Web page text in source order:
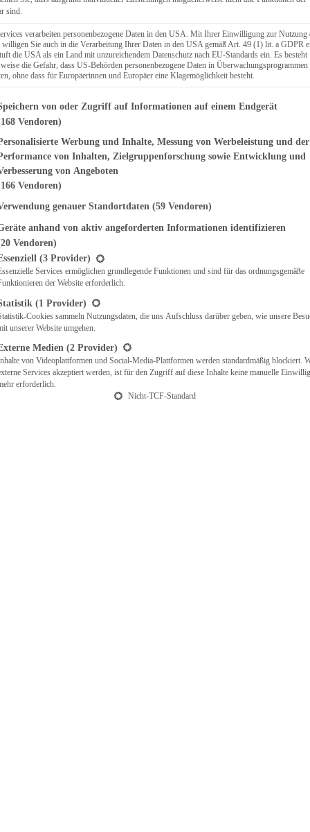
Suche
Ravioli mit
Füllung
sind.
verarbeiten personenbezogene Daten in den USA. Mit Ihrer Einwilligung zur Nutzung
willigen Sie auch in die Verarbeitung Ihrer Daten in den USA gemäß Art. 49 (1) lit. a GDPR
die USA als ein Land mit unzureichendem Datenschutz nach EU-Standards ein. Es besteht
die Gefahr, dass US-Behörden personenbezogene Daten in Überwachungsprogrammen
ohne dass für Europäerinnen und Europäer eine Klagemöglichkeit besteht.
finden Sie eine Liste der Zwecke des IAB Transparency and
von oder Zugriff auf Informationen auf einem Endgerät
Vendoren)
Werbung und Inhalte, Messung von Werbeleistung und der
von Inhalten, Zielgruppenforschung sowie Entwicklung und
von Angeboten
Vendoren)
genauer Standortdaten (59 Vendoren)
anhand von aktiv angeforderten Informationen identifizieren
Vendoren)
eine Liste der Service-Gruppen, für die eine Einwilligung erteilt werden
(3 Provider)
Services ermöglichen grundlegende Funktionen und sind für das ordnungsgemäße
der Website erforderlich.
(1 Provider)
Cookies sammeln Nutzungsdaten, die uns Aufschluss darüber geben, wie unsere
unserer Website umgehen.
Medien (2 Provider)
von Videoplattformen und Social-Media-Plattformen werden standardmäßig blockiert.
Services akzeptiert werden, ist für den Zugriff auf diese Inhalte keine manuelle
erforderlich.
Nicht-TCF-Standard